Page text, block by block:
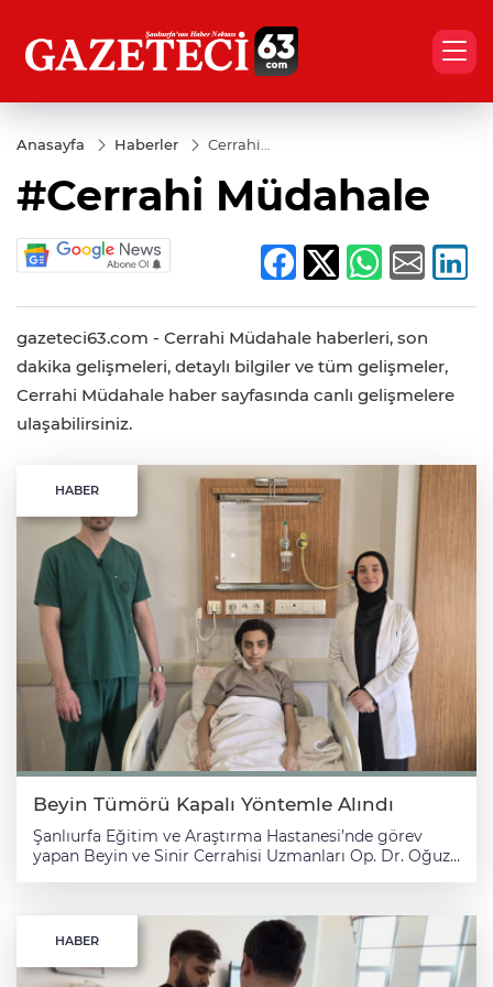
Anasayfa Haberler
Cerrahi
#Cerrahi Müdahale
gazeteci63.com - Cerrahi Müdahale haberleri, son
dakika gelişmeleri, detaylı bilgiler ve tüm gelişmeler,
Cerrahi Müdahale haber sayfasında canlı gelişmelere
ulaşabilirsiniz.
HABER
Beyin Tümörü Kapalı Yöntemle Alındı
Şanlıurfa Eğitim ve Araştırma Hastanesi’nde görev
yapan Beyin ve Sinir Cerrahisi Uzmanları Op. Dr. Oğuz
önce il dışındaki merkezlerde kraniofaringioma
tanısıyla ameliyat edilen hasta, son dönemde artan
şikayetleri üzerine yeniden tedavi altına alındı. Beyin
tabanında, şah damarı, görme sinirleri ve hormon
HABER